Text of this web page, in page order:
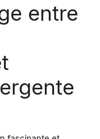
entre